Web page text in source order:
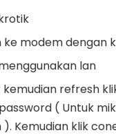
ke modem dengan
lan
refresh
( Untuk
). Kemudian klik